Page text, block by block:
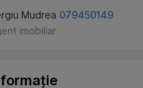
Mudrea 079450149
imobiliar